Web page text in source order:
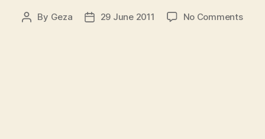
Post
By Geza
Post29 June 2011 No Commentson